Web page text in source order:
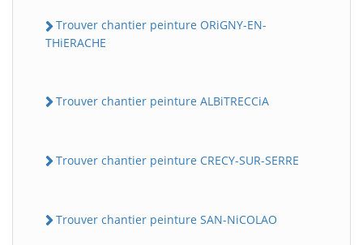
Trouver chantier peinture ORiGNY-EN-
THiERACHE
Trouver chantier peinture ALBiTRECCiA
Trouver chantier peinture CRECY-SUR-SERRE
Trouver chantier peinture SAN-NiCOLAO